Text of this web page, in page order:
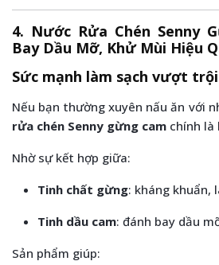
4. Nước Rửa Chén Senny
Bay Dầu Mỡ, Khử Mùi Hiệu
Sức mạnh làm sạch vượt trội
Nếu bạn thường xuyên nấu ăn với
rửa chén Senny gừng cam chính là
Nhờ sự kết hợp giữa:
Tinh chất gừng: kháng khuẩn,
Tinh dầu cam: đánh bay dầu
Sản phẩm giúp: